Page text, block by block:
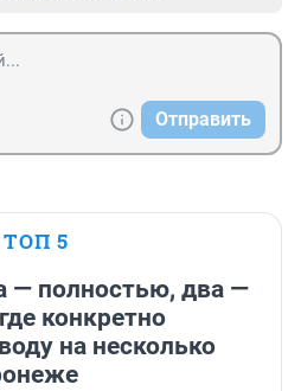
Отправить
ТОП 5
— полностью, два —
конкретно
на несколько